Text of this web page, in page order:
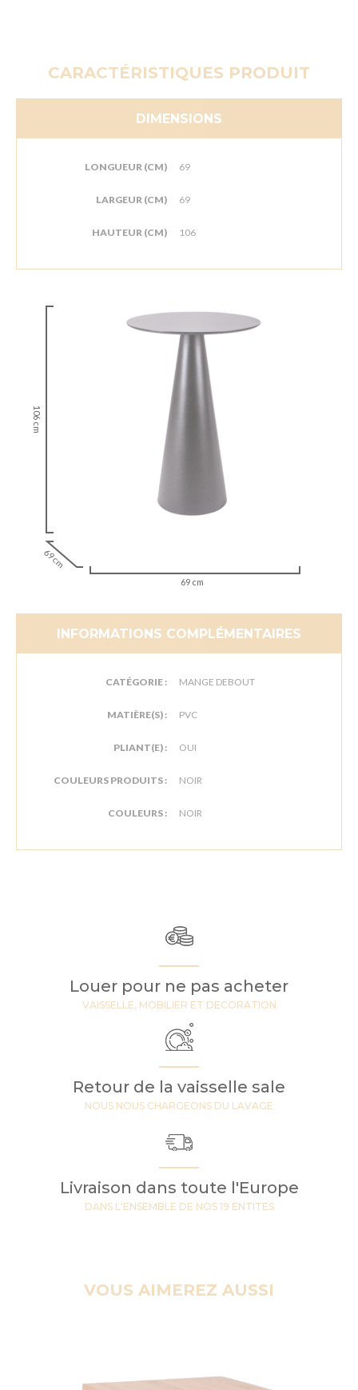
CARACTÉRISTIQUES PRODUIT
DIMENSIONS
LONGUEUR (CM) 69
LARGEUR (CM) 69
HAUTEUR (CM) 106
106 cm
69 cm
69 cm
INFORMATIONS COMPLÉMENTAIRES
CATÉGORIE : MANGE DEBOUT
MATIÈRE(S) : PVC
PLIANT(E) : OUI
COULEURS PRODUITS : NOIR
COULEURS : NOIR
Louer pour ne pas acheter
VAISSELLE, MOBILIER ET DECORATION
Retour de la vaisselle sale
NOUS NOUS CHARGEONS DU LAVAGE
Livraison dans toute l'Europe
DANS L'ENSEMBLE DE NOS 19 ENTITES
VOUS AIMEREZ AUSSI